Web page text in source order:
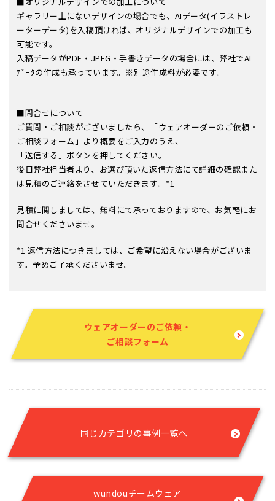
ギャラリー上にないデザインの場合でも、AIデータ(イラストレ
ーターデータ)を入稿頂ければ、オリジナルデザインでの加工も
可能です。
入稿データがPDF・JPEG・手書きデータの場合には、弊社でAI
ﾃﾞｰﾀの作成も承っています。※別途作成料が必要です。
■問合せについて
ご質問・ご相談がございましたら、「ウェアオーダーのご依頼・
ご相談フォーム」より概要をご入力のうえ、
「送信する」ボタンを押してください。
後日弊社担当者より、お選び頂いた返信方法にて詳細の確認また
は見積のご連絡をさせていただきます。*1
見積に関しましては、無料にて承っておりますので、お気軽にお
問合せくださいませ。
*1 返信方法につきましては、ご希望に沿えない場合がございま
す。予めご了承くださいませ。
ウェアオーダーのご依頼・
ご相談フォーム
同じカテゴリの事例一覧へ
wundouチームウェア